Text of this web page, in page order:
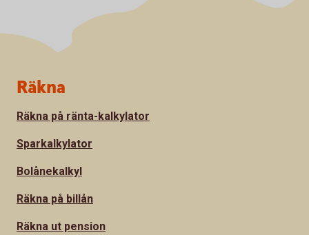
Sidfot
Räkna
Räkna på ränta-kalkylator
Sparkalkylator
Bolånekalkyl
Räkna på billån
Räkna ut pension